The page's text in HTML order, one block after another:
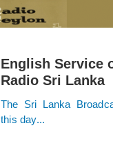
English Service
Radio Sri Lanka
The Sri Lanka
this day...